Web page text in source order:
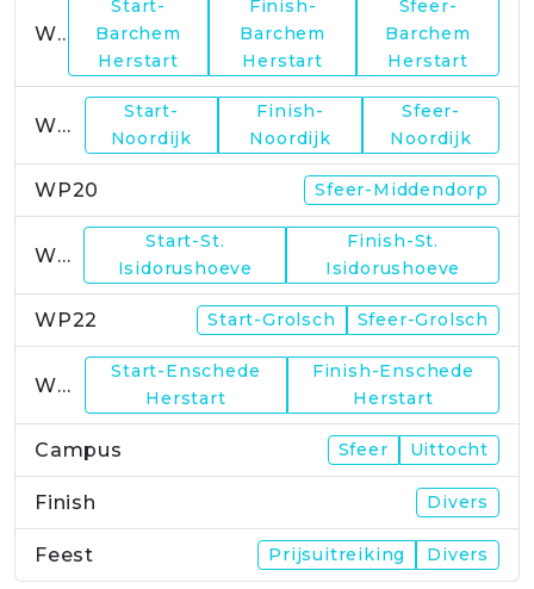
WP17
Start-
Barchem
Herstart
Finish-
Barchem
Herstart
Sfeer-
Barchem
Herstart
WP19
Start-
Noordijk
Finish-
Noordijk
Sfeer-
Noordijk
WP20 Sfeer-Middendorp
WP21
Start-St.
Isidorushoeve
Finish-St.
Isidorushoeve
WP22 Start-Grolsch Sfeer-Grolsch
WP23
Start-Enschede
Herstart
Finish-Enschede
Herstart
Campus Sfeer Uittocht
Finish Divers
Feest Prijsuitreiking Divers